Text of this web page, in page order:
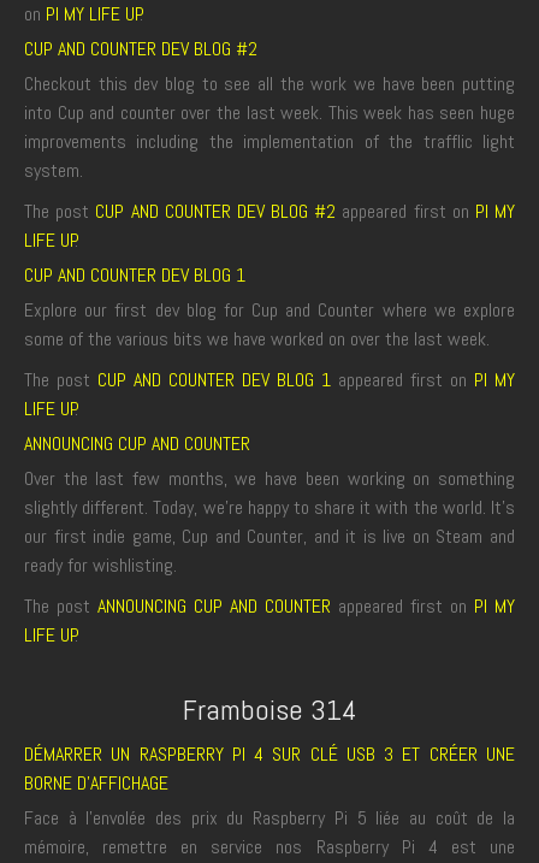
on PI MY LIFE UP.
CUP AND COUNTER DEV BLOG #2
Checkout this dev blog to see all the work we have been putting
into Cup and counter over the last week. This week has seen huge
improvements including the implementation of the trafflic light
system.
The post CUP AND COUNTER DEV BLOG #2 appeared first on PI MY
LIFE UP.
CUP AND COUNTER DEV BLOG 1
Explore our first dev blog for Cup and Counter where we explore
some of the various bits we have worked on over the last week.
The post CUP AND COUNTER DEV BLOG 1 appeared first on PI MY
LIFE UP.
ANNOUNCING CUP AND COUNTER
Over the last few months, we have been working on something
slightly different. Today, we're happy to share it with the world. It's
our first indie game, Cup and Counter, and it is live on Steam and
ready for wishlisting.
The post ANNOUNCING CUP AND COUNTER appeared first on PI MY
LIFE UP.
Framboise 314
DÉMARRER UN RASPBERRY PI 4 SUR CLÉ USB 3 ET CRÉER UNE
BORNE D’AFFICHAGE
Face à l’envolée des prix du Raspberry Pi 5 liée au coût de la
mémoire, remettre en service nos Raspberry Pi 4 est une